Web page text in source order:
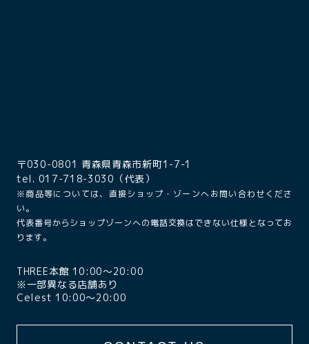
〒030-0801 青森県青森市新町1-7-1
tel. 017-718-3030（代表）
※商品等については、直接ショップ・ゾーンへお問い合わせくださ
い。
代表番号からショップゾーンへの電話交換はできない仕様となってお
ります。
THREE本館 10:00〜20:00
※一部異なる店舗あり
Celest 10:00〜20:00